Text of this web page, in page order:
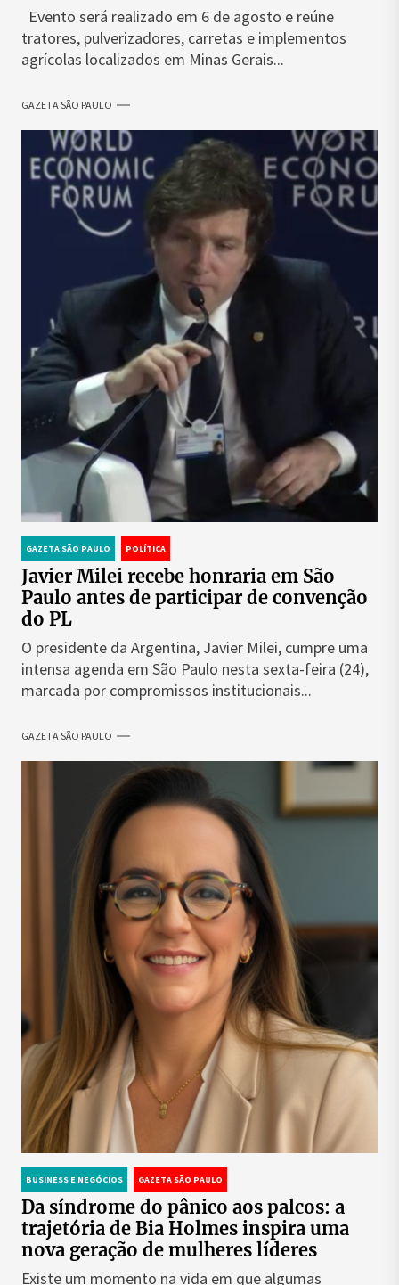
Evento será realizado em 6 de agosto e reúne
tratores, pulverizadores, carretas e implementos
agrícolas localizados em Minas Gerais...
GAZETA SÃO PAULO
GAZETA SÃO PAULO POLÍTICA
Javier Milei recebe honraria em São
Paulo antes de participar de convenção
do PL
O presidente da Argentina, Javier Milei, cumpre uma
intensa agenda em São Paulo nesta sexta-feira (24),
marcada por compromissos institucionais...
GAZETA SÃO PAULO
BUSINESS E NEGÓCIOS GAZETA SÃO PAULO
Da síndrome do pânico aos palcos: a
trajetória de Bia Holmes inspira uma
nova geração de mulheres líderes
Existe um momento na vida em que algumas